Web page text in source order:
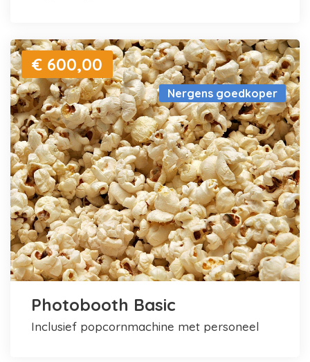
Nergens goedkoper
€ 600,00
Photobooth Basic
inclusief popcornmachine met personeel